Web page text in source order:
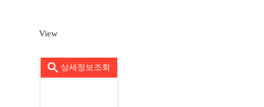
View
상세정보조회